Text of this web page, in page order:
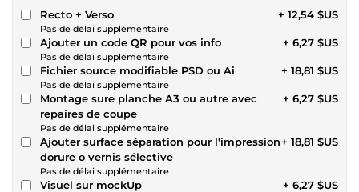
Recto + Verso
Pas de délai supplémentaire
+ 12,54 $US
Ajouter un code QR pour vos info
Pas de délai supplémentaire
+ 6,27 $US
Fichier source modifiable PSD ou Ai
Pas de délai supplémentaire
+ 18,81 $US
Montage sure planche A3 ou autre avec
repaires de coupe
Pas de délai supplémentaire
+ 6,27 $US
Ajouter surface séparation pour l'impression
dorure o vernis sélective
Pas de délai supplémentaire
+ 18,81 $US
Visuel sur mockUp + 6,27 $US